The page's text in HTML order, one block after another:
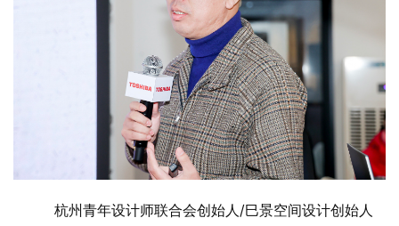
杭州青年设计师联合会创始人/巳景空间设计创始人